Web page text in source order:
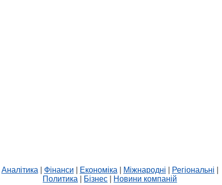
Аналітика| Фінанси Економіка| Міжнародні Регіональні
Политика
Бізнес Новини компаній